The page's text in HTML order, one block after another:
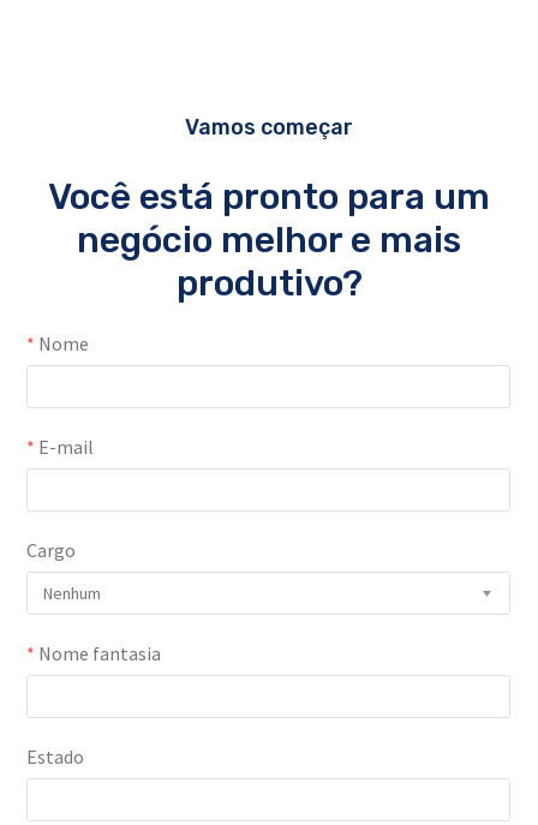
Vamos começar
Você está pronto para um
negócio melhor e mais
produtivo?